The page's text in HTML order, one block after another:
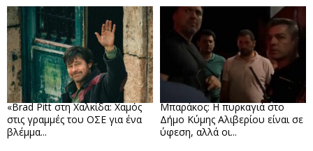
«Brad Pitt στη Χαλκίδα: Χαμός
στις γραμμές του ΟΣΕ για ένα
βλέμμα...
Μπαράκος: Η πυρκαγιά στο
Δήμο Κύμης Αλιβερίου είναι σε
ύφεση, αλλά οι...